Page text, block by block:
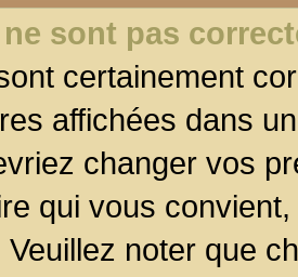
sont pas
certainement
affichées dans
changer vos
qui vous
Veuillez noter que